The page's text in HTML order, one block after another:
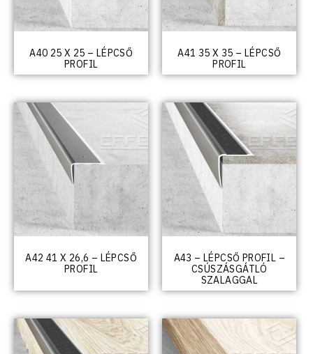
A40 25 X 25 – LÉPCSŐ
PROFIL
A41 35 X 35 – LÉPCSŐ
PROFIL
A42 41 X 26,6 – LÉPCSŐ
PROFIL
A43 – LÉPCSŐ PROFIL –
CSÚSZÁSGÁTLÓ
SZALAGGAL